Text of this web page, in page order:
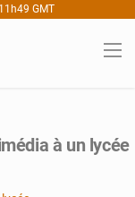
GMT
à un lycée